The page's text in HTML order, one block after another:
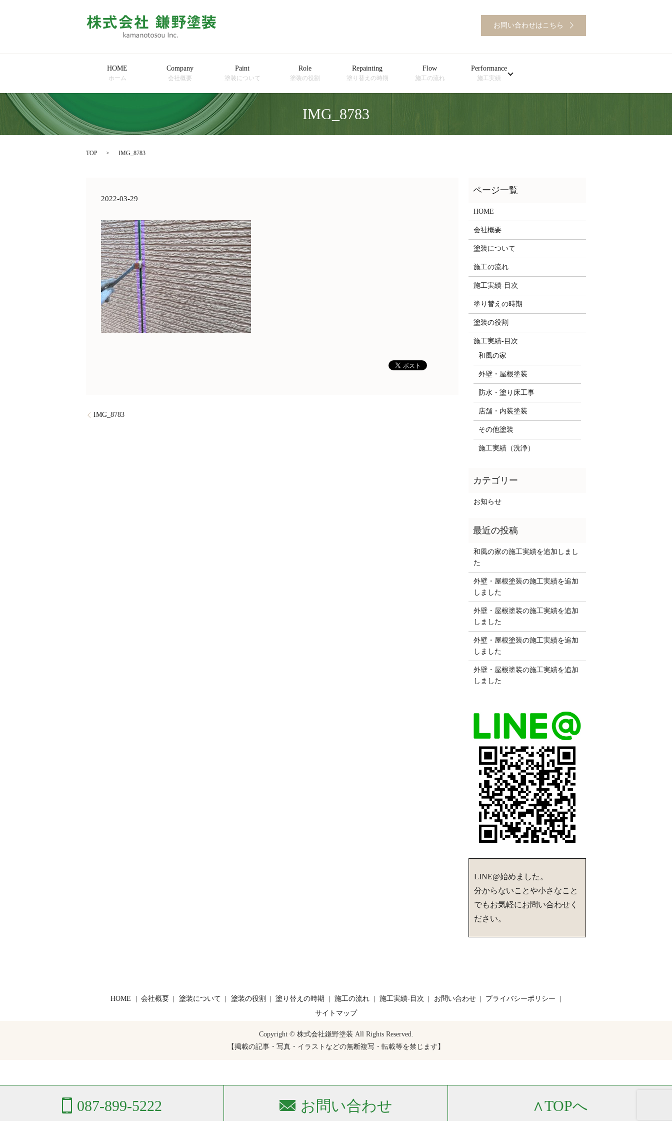
お問い合わせはこちら
HOME
ホーム
Company
会社概要
Paint
塗装について
Role
塗装の役割
Repainting
塗り替えの時期
Flow
施工の流れ
Performance
施工実績
IMG_8783
TOP IMG_8783
2022-03-29
IMG_8783
HOME
会社概要
塗装について
施工の流れ
施工実績-目次
塗り替えの時期
塗装の役割
施工実績-目次
和風の家
外壁・屋根塗装
防水・塗り床工事
店舗・内装塗装
その他塗装
施工実績（洗浄）
お知らせ
和風の家の施工実績を追加しまし
た
外壁・屋根塗装の施工実績を追加
しました
外壁・屋根塗装の施工実績を追加
しました
外壁・屋根塗装の施工実績を追加
しました
外壁・屋根塗装の施工実績を追加
しました
LINE@始めました。
分からないことや小さなこと
でもお気軽にお問い合わせく
ださい。
087-899-5222 お問い合わせ ∧TOPへ
HOME 会社概要 塗装について 塗装の役割 塗り替えの時期 施工の流れ 施工実績-目次 お問い合わせ
プライバシーポリシー
サイトマップ
Copyright © 株式会社鎌野塗装 All Rights Reserved.
【掲載の記事・写真・イラストなどの無断複写・転載等を禁じます】